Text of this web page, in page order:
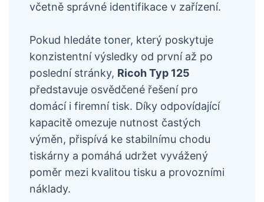
včetně správné identifikace v zařízení.
Pokud hledáte toner, který poskytuje
konzistentní výsledky od první až po
poslední stránky, Ricoh Typ 125
představuje osvědčené řešení pro
domácí i firemní tisk. Díky odpovídající
kapacitě omezuje nutnost častých
výměn, přispívá ke stabilnímu chodu
tiskárny a pomáhá udržet vyvážený
poměr mezi kvalitou tisku a provozními
náklady.